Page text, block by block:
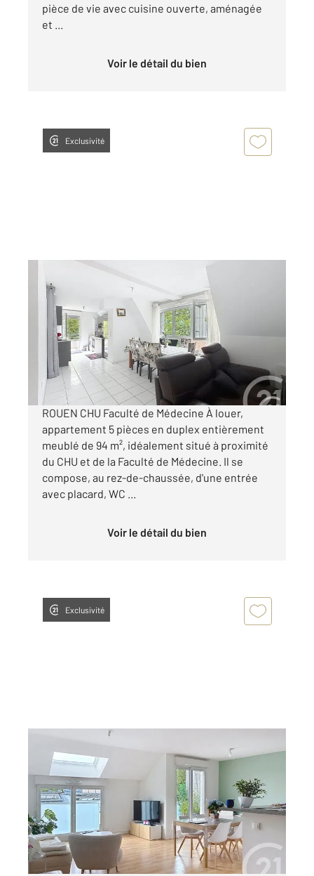
pièce de vie avec cuisine ouverte, aménagée
et ...
Voir le détail du bien
Exclusivité
ROUEN 76
94,32 m
, 5 pièces
Ref : 34435
Appartement F5 à louer
1 500 €
par mois charges comprises
ROUEN CHU Faculté de Médecine À louer,
appartement 5 pièces en duplex entièrement
meublé de 94 m², idéalement situé à proximité
du CHU et de la Faculté de Médecine. Il se
compose, au rez-de-chaussée, d'une entrée
avec placard, WC ...
Voir le détail du bien
Exclusivité
78,40 m2, 3 pièces
Ref : 34444
Appartement F3 à louer
850 €
par mois charges comprises